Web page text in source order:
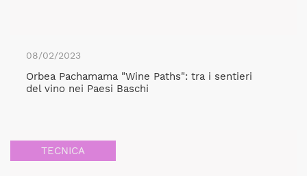
08/02/2023
Orbea Pachamama "Wine Paths": tra i sentieri
del vino nei Paesi Baschi
TECNICA